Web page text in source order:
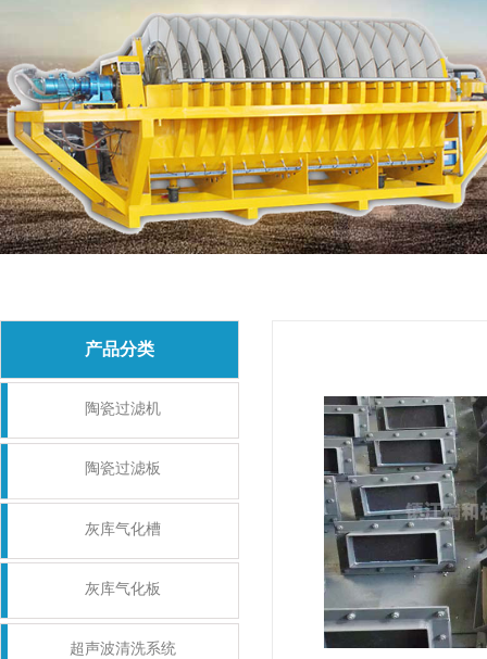
产品分类
陶瓷过滤机
陶瓷过滤板
灰库气化槽
灰库气化板
超声波清洗系统